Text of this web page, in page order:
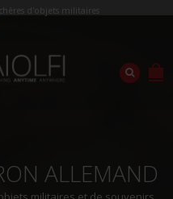
d'objets militaires
ALLEMAND